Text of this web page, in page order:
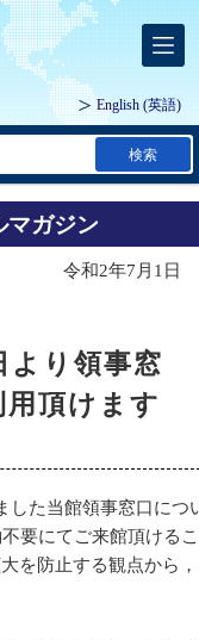
English (英語)
検索
マガジン
令和2年7月1日
より領事窓
頂けます
した当館領事窓口に
要にてご来館頂ける
を防止する観点から